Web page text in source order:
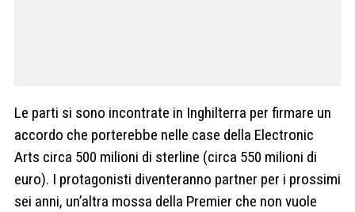
Le parti si sono incontrate in Inghilterra per firmare un
accordo che porterebbe nelle case della Electronic
Arts circa 500 milioni di sterline (circa 550 milioni di
euro). I protagonisti diventeranno partner per i prossimi
sei anni, un’altra mossa della Premier che non vuole